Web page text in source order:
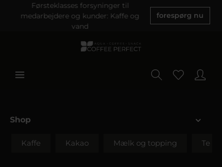
Førsteklasses forsyninger til
medarbejdere og kunder: Kaffe og
vand
forespørg nu
Shop
Kaffe Kakao Mælk og topping Te